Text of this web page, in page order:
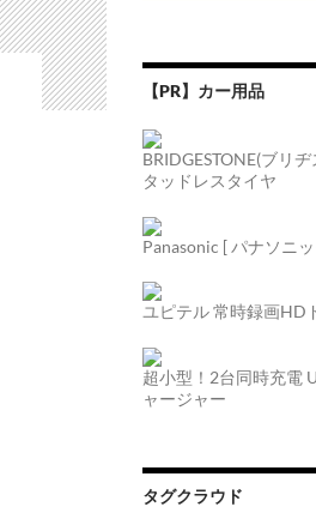
【PR】カー用品
BRIDGESTONE(ブリ
タッドレスタイヤ
Panasonic [ パナソニ
ユピテル 常時録画HD
超小型！2台同時充電
ャージャー
タグクラウド